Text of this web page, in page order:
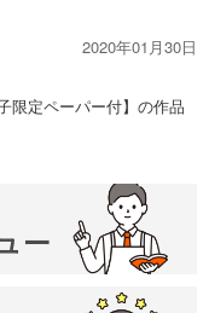
2020年01月30日
限定ペーパー付】の作品